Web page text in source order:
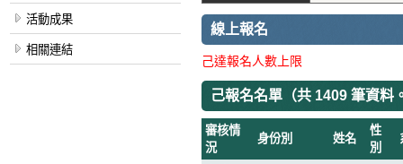
活動成果
相關連結
線上報名
己達報名人數上限
己報名名單（共 1409 筆資料
審核情
況
身份別 姓名
性
別